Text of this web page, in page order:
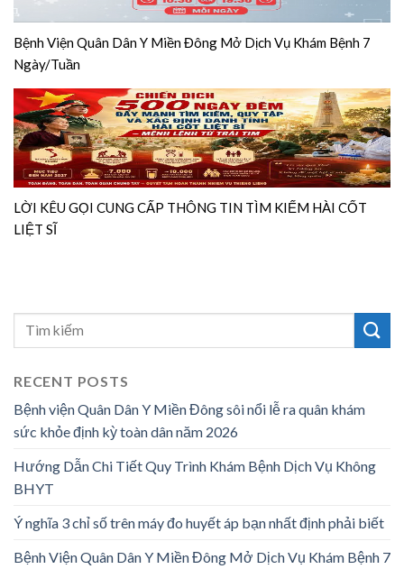
Bệnh Viện Quân Dân Y Miền Đông Mở Dịch Vụ Khám Bệnh 7
Ngày/Tuần
LỜI KÊU GỌI CUNG CẤP THÔNG TIN TÌM KIẾM HÀI CỐT
LIỆT SĨ
RECENT POSTS
Bệnh viện Quân Dân Y Miền Đông sôi nổi lễ ra quân khám
sức khỏe định kỳ toàn dân năm 2026
Hướng Dẫn Chi Tiết Quy Trình Khám Bệnh Dịch Vụ Không
BHYT
Ý nghĩa 3 chỉ số trên máy đo huyết áp bạn nhất định phải biết
Bệnh Viện Quân Dân Y Miền Đông Mở Dịch Vụ Khám Bệnh 7